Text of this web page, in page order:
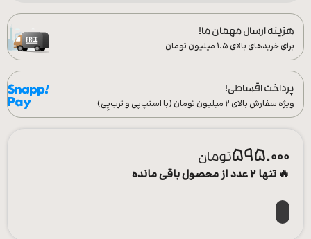
هزینه ارسال مهمان ما!
برای خریدهای بالای ۱.۵ میلیون تومان
پرداخت اقساطی!
ویژه سفارش‌ بالای ۲ میلیون تومان (با اسنپ‌پی و ترب‌پِی)
595.000تومان
🔥 تنها 2 عدد از محصول باقی مانده
افزودن به سبد خرید